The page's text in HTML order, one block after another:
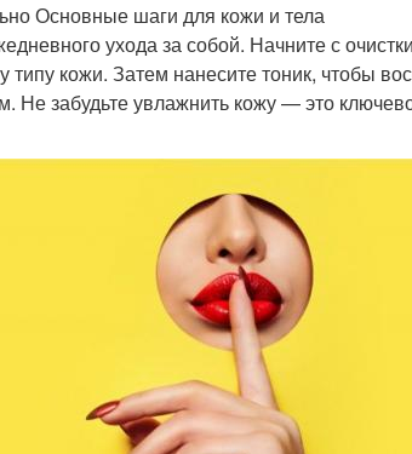
Основные шаги для кожи и тела
ухода за собой. Начните с
кожи. Затем нанесите тоник, чтобы
Не забудьте увлажнить кожу — это